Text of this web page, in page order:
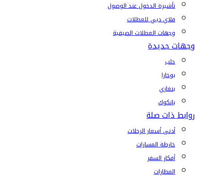
تأشيرة الدخول عند الوصول
فلاي دبي للعطلات
وجهات العطلات الصيفية
وجهات جديدة
حلب
بوخارا
بنغازي
بانكوك
روابط ذات صلة
أدنى أسعار الرحلات
خارطة المسارات
أفكار السفر
المطارات